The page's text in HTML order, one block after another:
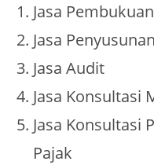
Jasa
Jasa
Jasa Audit
Jasa Konsultasi
Jasa Konsultasi
Pajak